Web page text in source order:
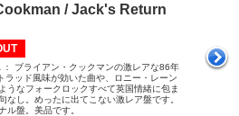
/ Jack's Return
： ブライアン・クックマンの激レアな86年
ラッド風味が効いた曲や、ロニー・レーン
うなフォークロックすべて英国情緒に包ま
なし。めったに出てこない激レア盤です。
ル盤。美品です。